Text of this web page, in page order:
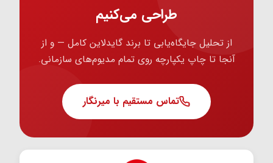
طراحی می‌کنیم
از تحلیل جایگاه‌یابی تا برند گایدلاین کامل — و از
آنجا تا چاپ یکپارچه روی تمام مدیوم‌های سازمانی.
تماس مستقیم با میرنگار